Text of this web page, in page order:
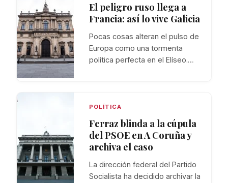
El peligro ruso llega a
Francia: así lo vive Galicia
Pocas cosas alteran el pulso de
Europa como una tormenta
política perfecta en el Elíseo.…
POLÍTICA
Ferraz blinda a la cúpula
del PSOE en A Coruña y
archiva el caso
La dirección federal del Partido
Socialista ha decidido archivar la